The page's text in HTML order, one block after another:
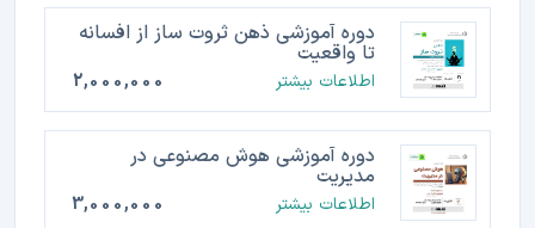
دوره آموزشی ذهن ثروت ساز از افسانه
تا واقعیت
اطلاعات بیشتر 2,000,000
دوره آموزشی هوش مصنوعی در
مدیریت
اطلاعات بیشتر 3,000,000